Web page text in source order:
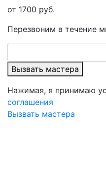
от 1700 руб.
Перезвоним в течение
Вызвать мастера
Нажимая, я принимаю
соглашения
Вызвать мастера